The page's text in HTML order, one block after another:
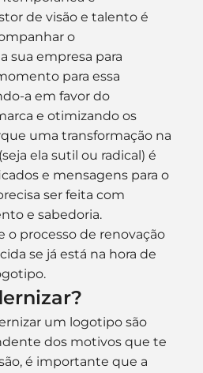
de visão e talento é
o
sua empresa para
para essa
a em favor do
e otimizando os
uma transformação na
ela sutil ou radical) é
e mensagens para o
ser feita com
e sabedoria.
o processo de renovação
se já está na hora de
um logotipo são
dos motivos que te
é importante que a